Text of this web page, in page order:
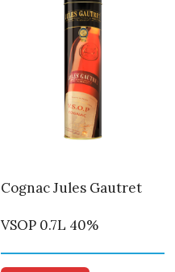
Cognac Jules Gautret
VSOP 0.7L 40%